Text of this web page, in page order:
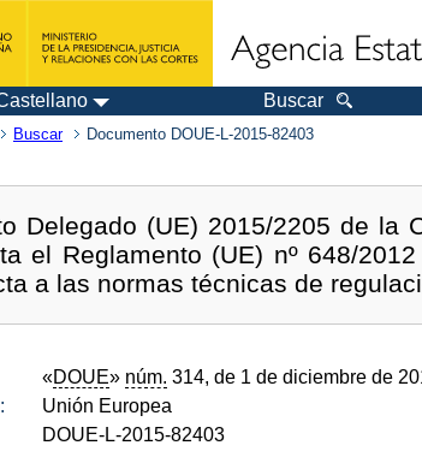
Buscar
Buscar Documento DOUE-L-2015-82403
Delegado (UE) 2015/2205 de
el Reglamento (UE) nº 648/
a las normas técnicas de
«DOUE» núm. 314, de 1 de diciembre de
Unión Europea
DOUE-L-2015-82403